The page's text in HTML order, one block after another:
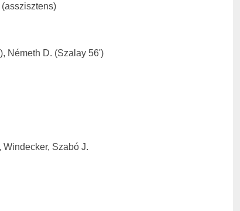
Németh D. (Szalay 56')
Szabó J.